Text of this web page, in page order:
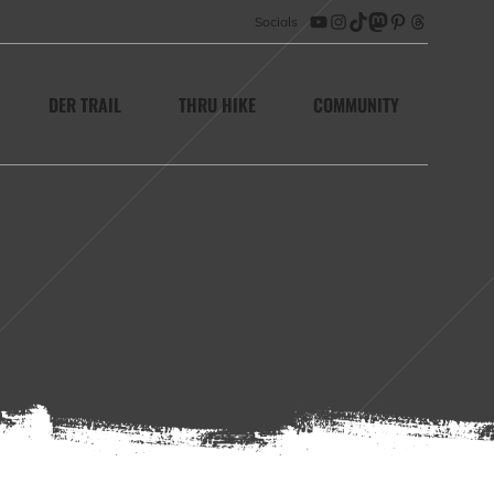
Socials
YouTube
Instagram
TikTok
Mastodon
Pinterest
Threads
DER TRAIL THRU HIKE COMMUNITY